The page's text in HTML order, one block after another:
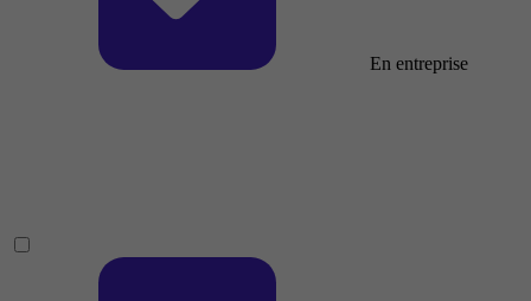
En entreprise